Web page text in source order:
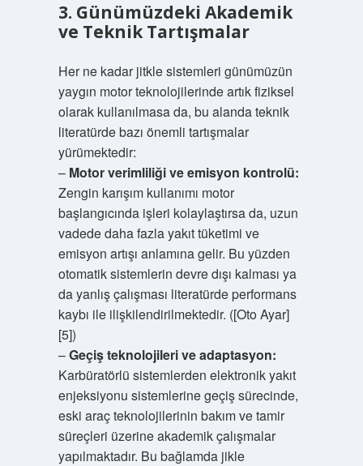
3. Günümüzdeki Akademik
ve Teknik Tartışmalar
Her ne kadar jit­k­le sistemleri günümüzün
yaygın motor teknolojilerinde artık fiziksel
olarak kullanılmasa da, bu alanda teknik
literatürde bazı önemli tartışmalar
yürümektedir:
– Motor verimliliği ve emisyon kontrolü:
Zengin karışım kullanımı motor
başlangıcında işleri kolaylaştırsa da, uzun
vadede daha fazla yakıt tüketimi ve
emisyon artışı anlamına gelir. Bu yüzden
otomatik sistemlerin devre dışı kalması ya
da yanlış çalışması literatürde performans
kaybı ile ilişkilendirilmektedir. ([Oto Ayar]
[5])
–Geçiş teknolojileri ve adaptasyon:
Karbüratörlü sistemlerden elektronik yakıt
enjeksiyonu sistemlerine geçiş sürecinde,
eski araç teknolojilerinin bakım ve tamir
süreçleri üzerine akademik çalışmalar
yapılmaktadır. Bu bağlamda jikle